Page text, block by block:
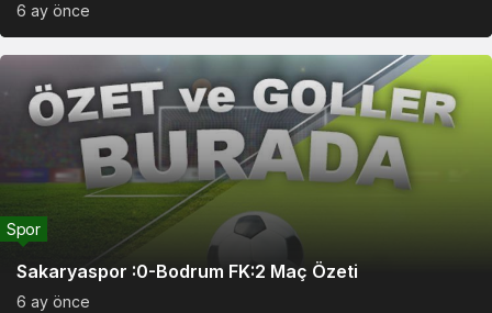
6 ay önce
Sakaryaspor :0-Bodrum FK:2 Maç Özeti
Spor
6 ay önce